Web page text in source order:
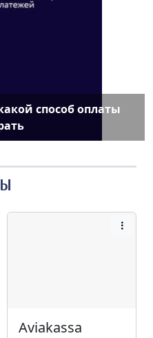
способ оплаты
Aviakassa